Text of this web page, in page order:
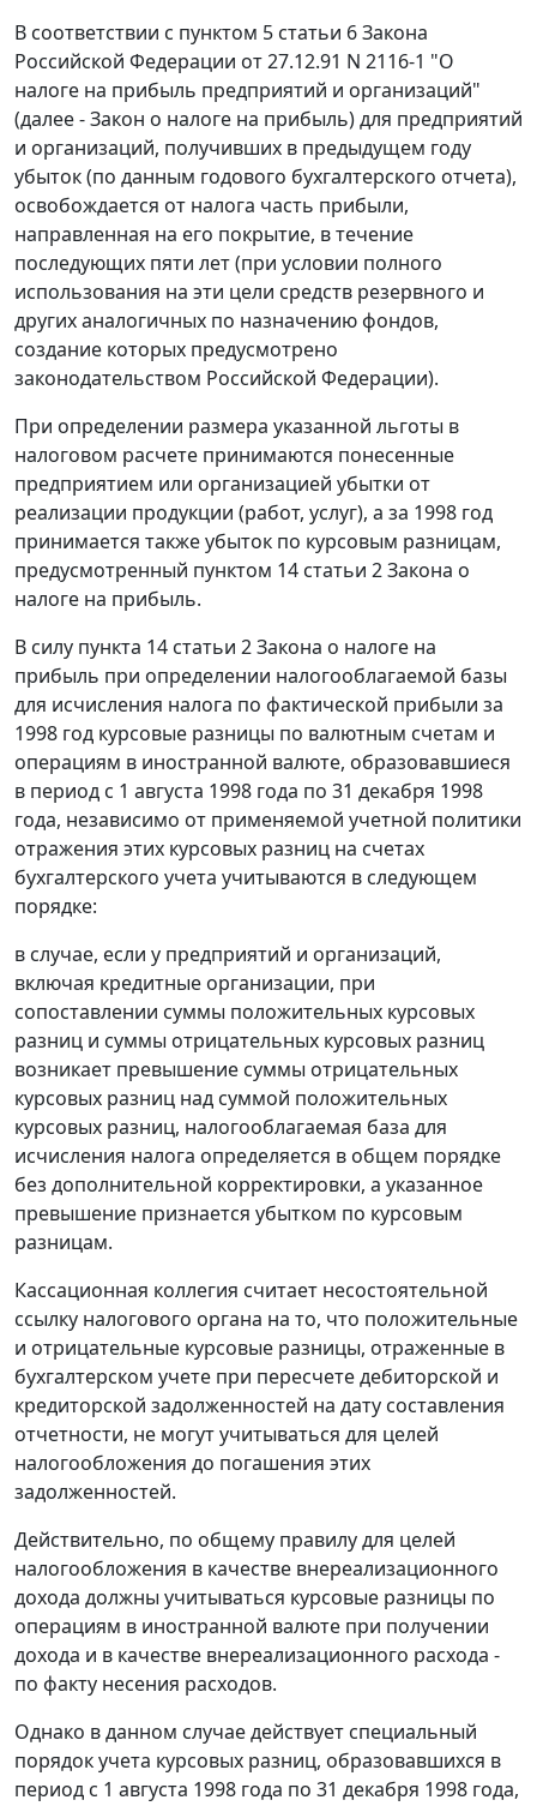
В соответствии с пунктом 5 статьи 6Закона
Российской Федерации от 27.12.91 N 2116-1 "О
налоге на прибыль предприятий и организаций"
(далее - Закон о налоге на прибыль) для предприятий
и организаций, получивших в предыдущем году
убыток (по данным годового бухгалтерского отчета),
освобождается от налога часть прибыли,
направленная на его покрытие, в течение
последующих пяти лет (при условии полного
использования на эти цели средств резервного и
других аналогичных по назначению фондов,
создание которых предусмотрено
законодательством Российской Федерации).
При определении размера указанной льготы в
налоговом расчете принимаются понесенные
предприятием или организацией убытки от
реализации продукции (работ, услуг), а за 1998 год
принимается также убыток по курсовым разницам,
предусмотренный пунктом 14 статьи 2Закона о
налоге на прибыль.
В силу пункта 14 статьи 2Закона о налоге на
прибыль при определении налогооблагаемой базы
для исчисления налога по фактической прибыли за
1998 год курсовые разницы по валютным счетам и
операциям в иностранной валюте, образовавшиеся
в период с 1 августа 1998 года по 31 декабря 1998
года, независимо от применяемой учетной политики
отражения этих курсовых разниц на счетах
бухгалтерского учета учитываются в следующем
порядке:
в случае, если у предприятий и организаций,
включая кредитные организации, при
сопоставлении суммы положительных курсовых
разниц и суммы отрицательных курсовых разниц
возникает превышение суммы отрицательных
курсовых разниц над суммой положительных
курсовых разниц, налогооблагаемая база для
исчисления налога определяется в общем порядке
без дополнительной корректировки, а указанное
превышение признается убытком по курсовым
разницам.
Кассационная коллегия считает несостоятельной
ссылку налогового органа на то, что положительные
и отрицательные курсовые разницы, отраженные в
бухгалтерском учете при пересчете дебиторской и
кредиторской задолженностей на дату составления
отчетности, не могут учитываться для целей
налогообложения до погашения этих
задолженностей.
Действительно, по общему правилу для целей
налогообложения в качестве внереализационного
дохода должны учитываться курсовые разницы по
операциям в иностранной валюте при получении
дохода и в качестве внереализационного расхода -
по факту несения расходов.
Однако в данном случае действует специальный
порядок учета курсовых разниц, образовавшихся в
период с 1 августа 1998 года по 31 декабря 1998 года,